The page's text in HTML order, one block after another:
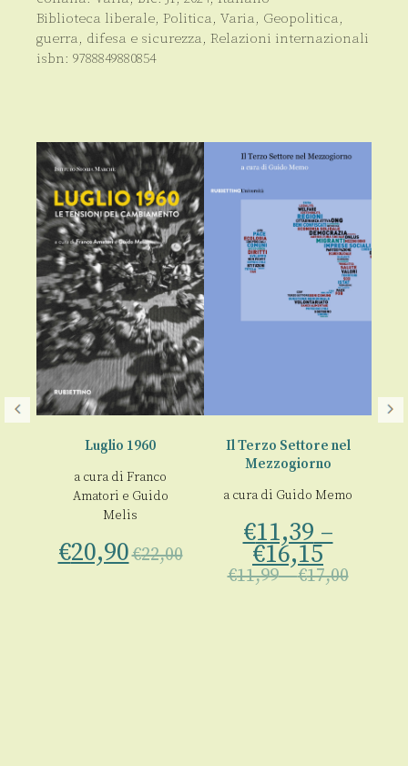
Biblioteca liberale, Politica, Varia, Geopolitica,
guerra, difesa e sicurezza, Relazioni internazionali
isbn: 9788849880854
Luglio 1960
a cura di Franco
Amatori e Guido
Melis
€20,90€22,00
Il Terzo Settore nel
Mezzogiorno
a cura di Guido Memo
€11,39 –
€16,15
€11,99–€17,00